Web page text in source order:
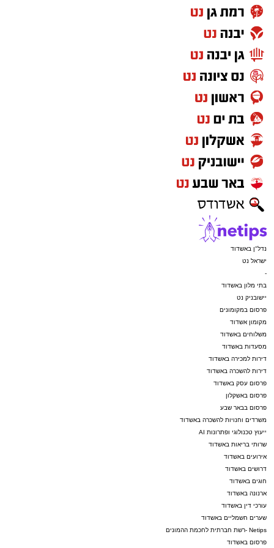
בפעילויות המרכז למורשת, אתם הכח שלנו. אלפי
תודות לראש העיר היקר שלנו ד"ר יחיאל לסרי על
הסיוע הצמוד ל"מרכז למורשת", על התמיכה
והדאגה לכל פרט".
ASHDODS@ISNET.CO.IL
נדל"ן באשדוד
ישראל נט
-
בתי מלון באשדוד
יישובניק נט
פרסום במקומונים
מקומון אשדוד
משלוחים באשדוד
מסעדות באשדוד
דירות למכירה באשדוד
דירות להשכרה באשדוד
פרסום עסק באשדוד
פרסום באשקלון
פרסום בבאר שבע
משרדים וחנויות להשכרה באשדוד
ייעוץ טכנולוגי ופתרונות AI
שרותי בריאות באשדוד
אירועים באשדוד
דרושים באשדוד
חוגים באשדוד
ארנונה באשדוד
עורכי דין באשדוד
שערים חשמליים באשדוד
Netips -רשת חברתית לחכמת ההמונים
פרסום באשדוד